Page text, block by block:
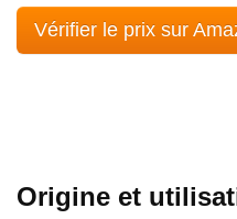
Vérifier le prix sur
Origine et